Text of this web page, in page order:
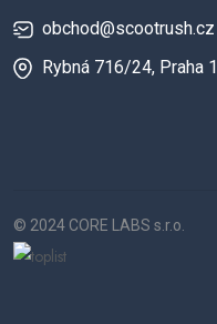
obchod@scootrush.cz
Rybná 716/24, Praha 1
© 2024 CORE LABS s.r.o.